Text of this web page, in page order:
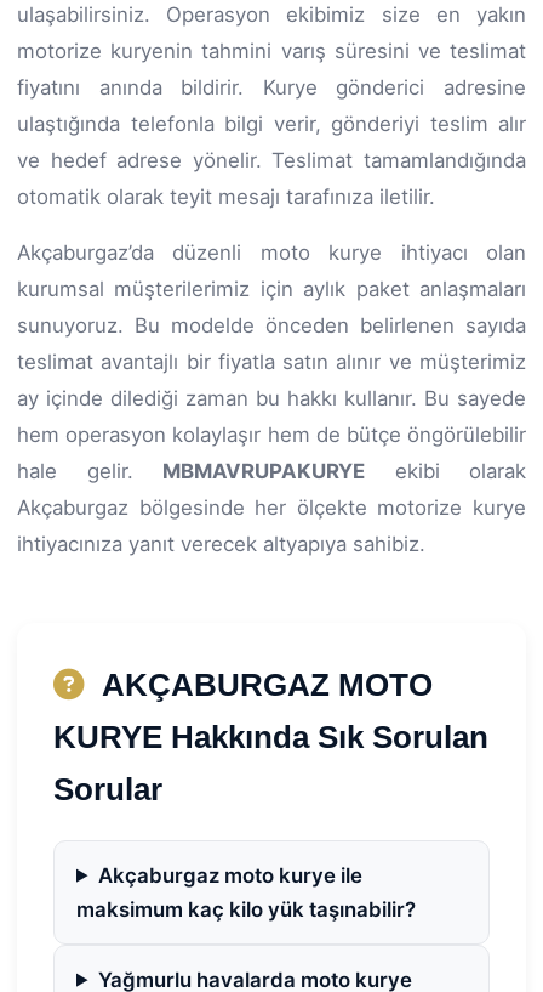
ulaşabilirsiniz. Operasyon ekibimiz size en yakın
motorize kuryenin tahmini varış süresini ve teslimat
fiyatını anında bildirir. Kurye gönderici adresine
ulaştığında telefonla bilgi verir, gönderiyi teslim alır
ve hedef adrese yönelir. Teslimat tamamlandığında
otomatik olarak teyit mesajı tarafınıza iletilir.
Akçaburgaz’da düzenli moto kurye ihtiyacı olan
kurumsal müşterilerimiz için aylık paket anlaşmaları
sunuyoruz. Bu modelde önceden belirlenen sayıda
teslimat avantajlı bir fiyatla satın alınır ve müşterimiz
ay içinde dilediği zaman bu hakkı kullanır. Bu sayede
hem operasyon kolaylaşır hem de bütçe öngörülebilir
hale gelir. MBMAVRUPAKURYE ekibi olarak
Akçaburgaz bölgesinde her ölçekte motorize kurye
ihtiyacınıza yanıt verecek altyapıya sahibiz.
AKÇABURGAZ MOTO
KURYE Hakkında Sık Sorulan
Sorular
Akçaburgaz moto kurye ile
maksimum kaç kilo yük taşınabilir?
Yağmurlu havalarda moto kurye